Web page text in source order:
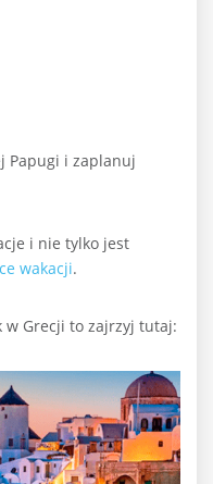
Papugi i zaplanuj
i nie tylko jest
wakacji.
w Grecji to zajrzyj tutaj: